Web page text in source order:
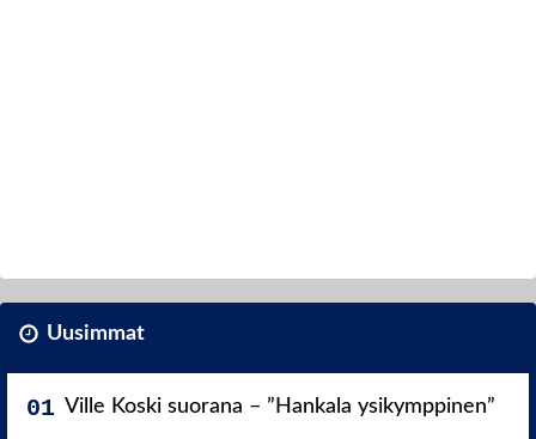
Uusimmat
Ville Koski suorana – ”Hankala ysikymppinen”